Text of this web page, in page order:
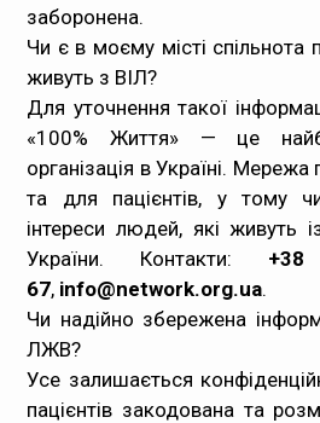
заборонена.
Чи є в моєму місті спільнота
живуть з ВІЛ?
Для уточнення такої
«100% Життя» — це
організація в Україні.
та для пацієнтів, у тому
інтереси людей, які живуть
України. Контакти:
67, info@network.org.ua.
Чи надійно збережена
ЛЖВ?
Усе залишається
пацієнтів закодована та